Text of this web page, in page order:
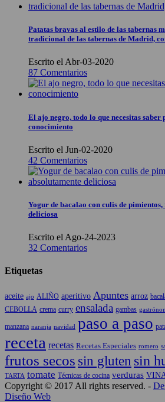
Patatas bravas al estilo de las tabernas
tradicional de las tabernas de Madrid,
Escrito el Abr-03-2020
87 Comentarios
El ajo negro, todo lo que necesitas saber
conocimiento
Escrito el Jun-02-2020
42 Comentarios
Yogur de bacalao con culis de
deliciosa
Escrito el Ago-24-2023
32 Comentarios
Etiquetas
aceite ajo ALIÑO aperitivo Apuntes arroz
CEBOLLA crema curry ensalada gambas
manzana naranja navidad paso a paso
receta recetas Recetas Especiales romero
frutos secos sin gluten sin
TARTA tomate Técnicas de cocina verduras
Copyright © 2017 All rights reserved. -
Diseño Web